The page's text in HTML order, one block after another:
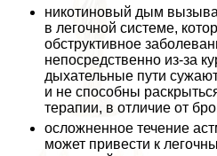
никотиновый дым
в легочной системе,
обструктивное
непосредственно из-за
дыхательные пути
и не способны
терапии, в отличие от
осложненное течение
может привести к